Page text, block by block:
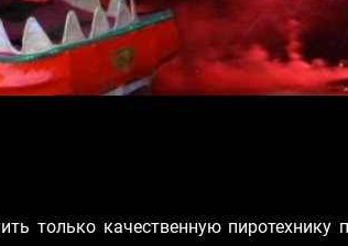
только качественную